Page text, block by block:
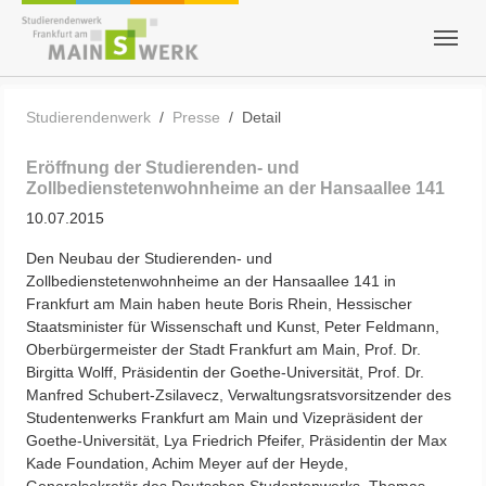
Zum Hauptinhalt springen
Skip to page footer
Studierendenwerk
Presse Detail
Eröffnung der Studierenden- und
Zollbedienstetenwohnheime an der Hansaallee 141
10.07.2015
Den Neubau der Studierenden- und
Zollbedienstetenwohnheime an der Hansaallee 141 in
Frankfurt am Main haben heute Boris Rhein, Hessischer
Staatsminister für Wissenschaft und Kunst, Peter Feldmann,
Oberbürgermeister der Stadt Frankfurt am Main, Prof. Dr.
Birgitta Wolff, Präsidentin der Goethe-Universität, Prof. Dr.
Manfred Schubert-Zsilavecz, Verwaltungsratsvorsitzender des
Studentenwerks Frankfurt am Main und Vizepräsident der
Goethe-Universität, Lya Friedrich Pfeifer, Präsidentin der Max
Kade Foundation, Achim Meyer auf der Heyde,